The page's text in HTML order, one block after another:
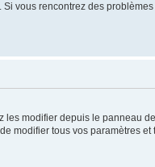
vous rencontrez des
modifier depuis le panneau
modifier tous vos paramètres et